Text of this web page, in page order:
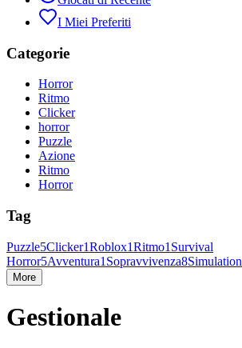
I Miei Preferiti
Categorie
Horror
Ritmo
Clicker
horror
Puzzle
Azione
Ritmo
Horror
Tag
Puzzle5Clicker1Roblox1Ritmo1 Survival
Horror5Avventura1 Sopravvivenza8Simulation
More
Gestionale